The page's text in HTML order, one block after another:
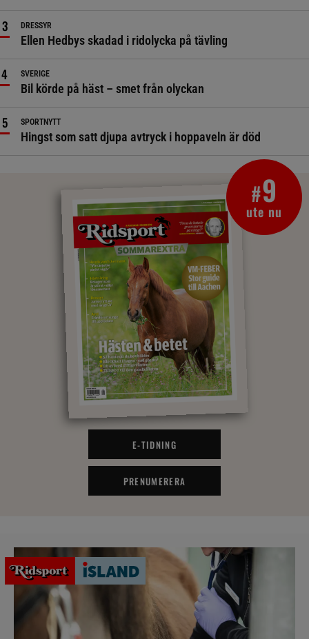
DRESSYR
Ellen Hedbys skadad i ridolycka på tävling
SVERIGE
Bil körde på häst – smet från olyckan
SPORTNYTT
Hingst som satt djupa avtryck i hoppaveln är död
#9
ute nu
E-TIDNING
PRENUMERERA